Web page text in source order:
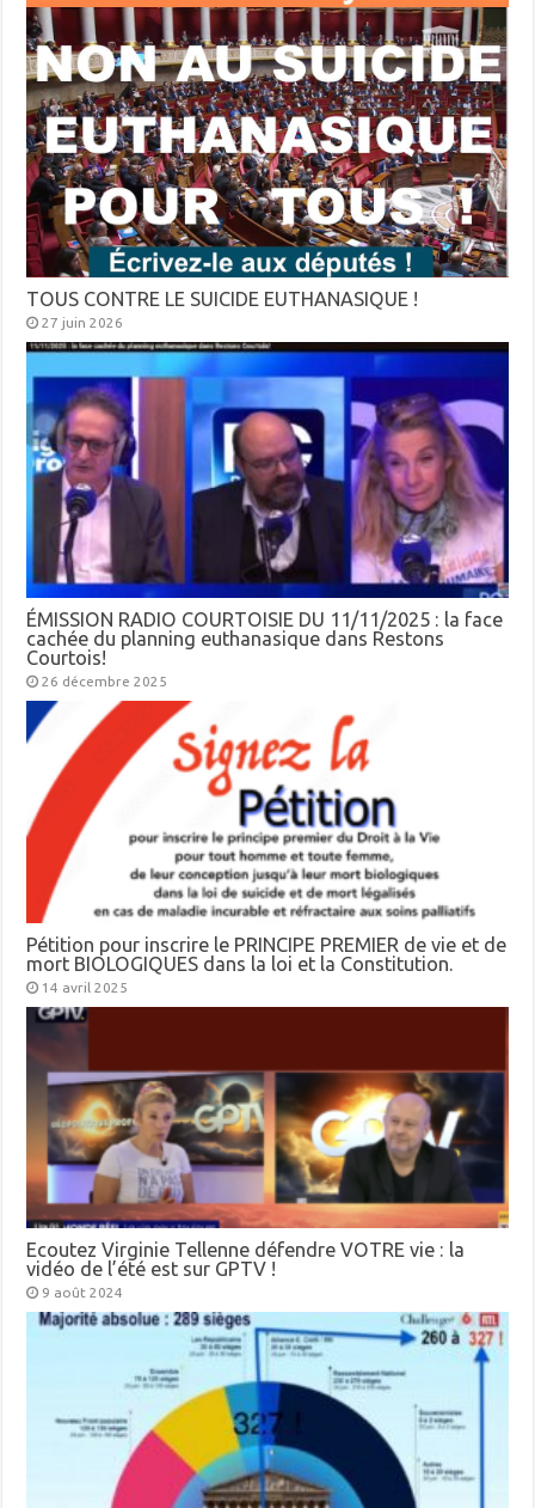
TOUS CONTRE LE SUICIDE EUTHANASIQUE !
27 juin 2026
ÉMISSION RADIO COURTOISIE DU 11/11/2025 : la face
cachée du planning euthanasique dans Restons
Courtois!
26 décembre 2025
Pétition pour inscrire le PRINCIPE PREMIER de vie et de
mort BIOLOGIQUES dans la loi et la Constitution.
14 avril 2025
Ecoutez Virginie Tellenne défendre VOTRE vie : la
vidéo de l’été est sur GPTV !
9 août 2024